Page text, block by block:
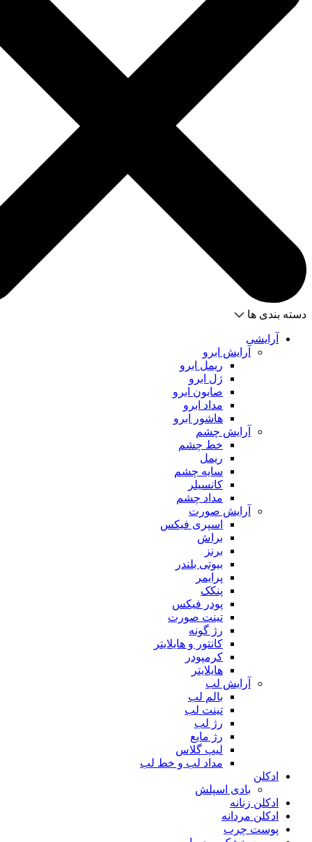
دسته بندی ها
آرایشی
آرایش ابرو
ریمل ابرو
ژل ابرو
صابون ابرو
مداد ابرو
هاشور ابرو
آرایش چشم
خط چشم
ریمل
سایه چشم
کانسیلر
مداد چشم
آرایش صورت
اسپری فیکس
براش
برنز
بیوتی بلندر
پرایمر
پنکک
پودر فیکس
تینت صورت
رژ گونه
کانتور و هایلایتر
کرمپودر
هایلایتر
آرایش لب
بالم لب
تینت لب
رژ لب
رژ مایع
لیپ گلاس
مداد لب و خط لب
ادکلن
بادی اسپلش
ادکلن زنانه
ادکلن مردانه
پوست چرب